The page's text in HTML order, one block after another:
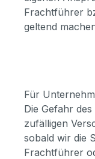
Frachtführer
geltend
Für
Die Gefahr
zufälligen
sobald wir die
Frachtführer